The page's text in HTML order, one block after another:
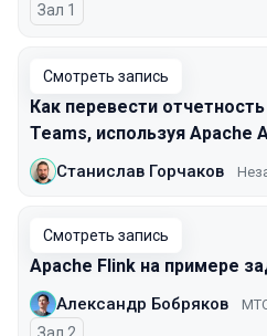
Зал 1
Смотреть запись
Как перевести
Teams, используя Apache
Станислав Горчаков
Смотреть запись
Apache Flink на примере
Александр Бобряков